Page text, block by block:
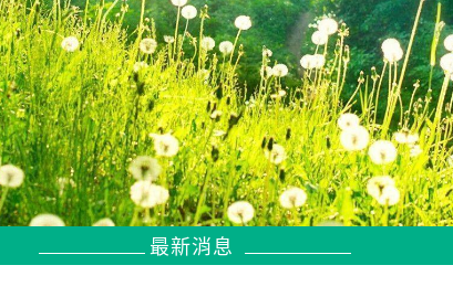
最新消息